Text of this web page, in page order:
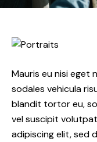
Mauris eu nisi eget
sodales vehicula
blandit tortor eu,
vel suscipit
adipiscing elit, sed